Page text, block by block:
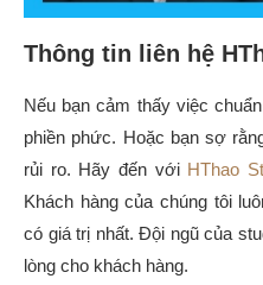
Thông tin liên hệ
Nếu bạn cảm thấy việc
phiền phức. Hoặc bạn sợ
rủi ro. Hãy đến với HThao
Khách hàng của chúng tôi
có giá trị nhất. Đội ngũ của
lòng cho khách hàng.